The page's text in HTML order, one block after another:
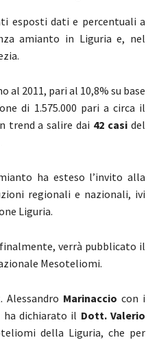
esposti dati e percentuali a
amianto in Liguria e, nel
al 2011, pari al 10,8% su base
di 1.575.000 pari a circa il
trend a salire dai 42 casi del
ha esteso l’invito alla
regionali e nazionali, ivi
Liguria.
verrà pubblicato il
Mesoteliomi.
Marinaccio con i
ha dichiarato il Dott. Valerio
della Liguria, che per